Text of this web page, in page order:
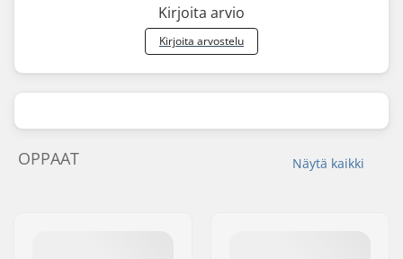
Kirjoita arvio
Kirjoita arvostelu
Näytä kaikki
OPPAAT